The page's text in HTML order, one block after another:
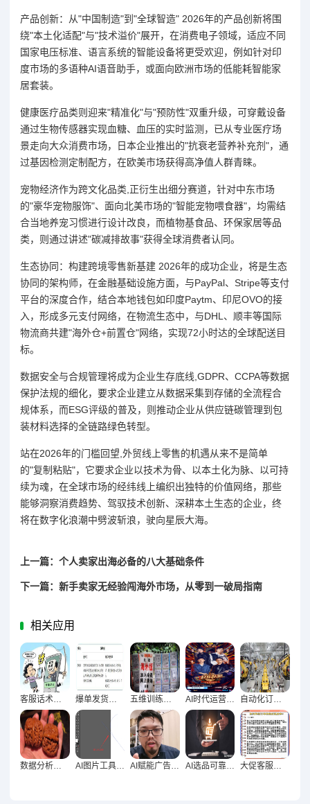
产品创新：从"中国制造"到"全球智造" 2026年的产品创新将围
绕"本土化适配"与"技术溢价"展开，在消费电子领域，适应不同
国家电压标准、语言系统的智能设备将更受欢迎，例如针对印
度市场的多语种AI语音助手，或面向欧洲市场的低能耗智能家
居套装。
健康医疗品类则迎来"精准化"与"预防性"双重升级，可穿戴设备
通过生物传感器实现血糖、血压的实时监测，已从专业医疗场
景走向大众消费市场，日本企业推出的"抗衰老营养补充剂"，通
过基因检测定制配方，在欧美市场获得高净值人群青睐。
宠物经济作为跨文化品类,正衍生出细分赛道，针对中东市场
的"豪华宠物服饰"、面向北美市场的"智能宠物喂食器"，均需结
合当地养宠习惯进行设计改良，而植物基食品、环保家居等品
类，则通过讲述"碳减排故事"获得全球消费者认同。
生态协同：构建跨境零售新基建 2026年的成功企业，将是生态
协同的架构师，在金融基础设施方面，与PayPal、Stripe等支付
平台的深度合作，结合本地钱包如印度Paytm、印尼OVO的接
入，形成多元支付网络，在物流生态中，与DHL、顺丰等国际
物流商共建"海外仓+前置仓"网络，实现72小时达的全球配送目
标。
数据安全与合规管理将成为企业生存底线,GDPR、CCPA等数据
保护法规的细化，要求企业建立从数据采集到存储的全流程合
规体系，而ESG评级的普及，则推动企业从供应链碳管理到包
装材料选择的全链路绿色转型。
站在2026年的门槛回望,外贸线上零售的机遇从来不是简单
的"复制粘贴"，它要求企业以技术为骨、以本土化为脉、以可持
续为魂，在全球市场的经纬线上编织出独特的价值网络，那些
能够洞察消费趋势、驾驭技术创新、深耕本土生态的企业，终
将在数字化浪潮中劈波斩浪，驶向星辰大海。
上一篇：个人卖家出海必备的八大基础条件
下一篇：新手卖家无经验闯海外市场，从零到一破局指南
相关应用
爆单发货危机，全链路补救与长效优化解决方案 AI时代运营人员破局，五大核心能力提升指南
数据分析工具赋能卖家精准定位，销售趋势与客户行为深度剖析 AI图片工具在独立站视觉素材中的应用，深度解析与实战指南 AI赋能广告文案，多版本快速测试的终极指南 AI选品可靠性解析与卖家决策判断指南 大促客服响应滞缓，隐形成本如何蚕食企业利润与未来？